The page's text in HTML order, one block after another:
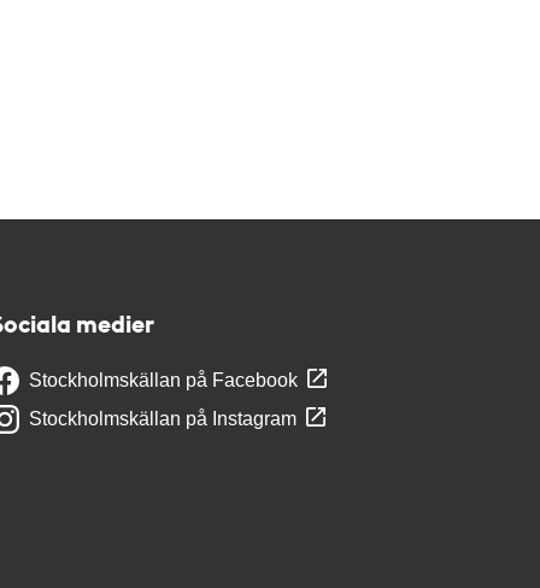
medier
Stockholmskällan på Facebook
Stockholmskällan på Instagram